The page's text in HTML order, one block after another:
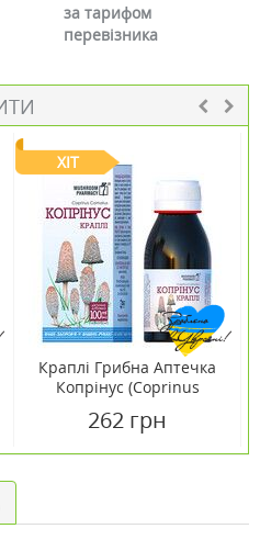
за тарифом
перевізника
ХІТ
Краплі Грибна Аптечка
Копрінус (Coprinus
262 грн